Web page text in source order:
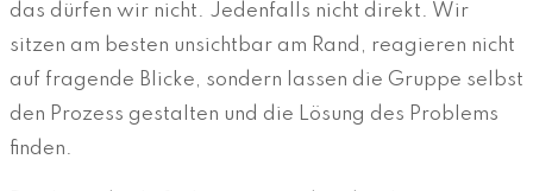
das dürfen wir nicht. Jedenfalls nicht direkt. Wir
sitzen am besten unsichtbar am Rand, reagieren nicht
auf fragende Blicke, sondern lassen die Gruppe selbst
den Prozess gestalten und die Lösung des Problems
finden.